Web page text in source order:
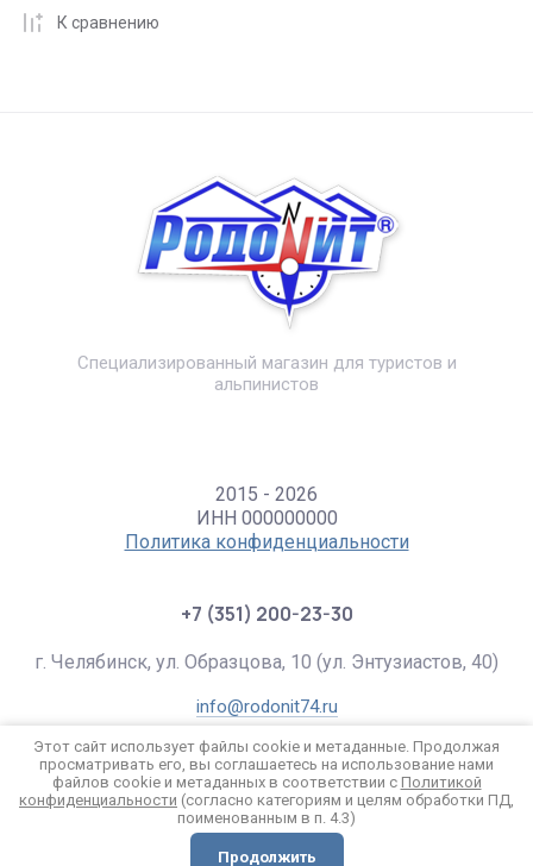
К сравнению
Специализированный магазин для туристов и
альпинистов
2015 - 2026
ИНН 000000000
Политика конфиденциальности
+7 (351) 200-23-30
г. Челябинск, ул. Образцова, 10 (ул. Энтузиастов, 40)
info@rodonit74.ru
Этот сайт использует файлы cookie и метаданные. Продолжая
просматривать его, вы соглашаетесь на использование нами
файлов cookie и метаданных в соответствии с Политикой
конфиденциальности (согласно категориям и целям обработки ПД,
поименованным в п. 4.3)
Продолжить